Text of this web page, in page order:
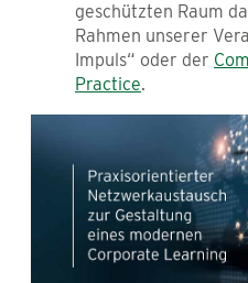
geschützten Raum
Rahmen unserer
Impuls“ oder der
Practice.